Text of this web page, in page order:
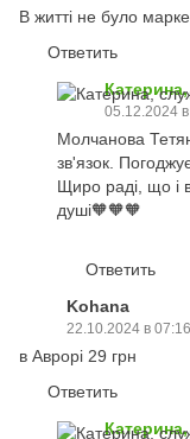
В житті не було
Ответить
05.12.2024
Молчанова
зв'язок.
Щиро раді, що і
душі🧡🧡🧡
Ответить
Kohana
22.10.2024 в 07:16
в Аврорі 29 грн
Ответить